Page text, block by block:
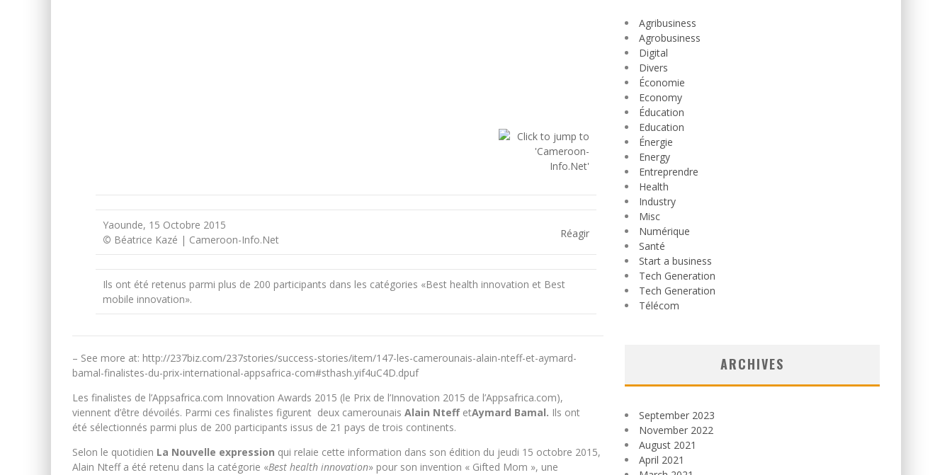
Yaounde, 15 Octobre 2015
© Béatrice Kazé | Cameroon-Info.Net Réagir
Ils ont été retenus parmi plus de 200 participants dans les catégories «Best health innovation et Best
mobile innovation».
– See more at: http://237biz.com/237stories/success-stories/item/147-les-camerounais-alain-nteff-et-aymard-
bamal-finalistes-du-prix-international-appsafrica-com#sthash.yif4uC4D.dpuf
Les finalistes de l’Appsafrica.com Innovation Awards 2015 (le Prix de l’Innovation 2015 de l’Appsafrica.com),
viennent d’être dévoilés. Parmi ces finalistes figurent deux camerounais Alain Nteff etAymard Bamal. Ils ont
été sélectionnés parmi plus de 200 participants issus de 21 pays de trois continents.
Selon le quotidien La Nouvelle expression qui relaie cette information dans son édition du jeudi 15 octobre 2015,
Alain Nteff a été retenu dans la catégorie «Best health innovation» pour son invention « Gifted Mom », une
Agribusiness
Agrobusiness
Digital
Divers
Économie
Economy
Éducation
Education
Énergie
Energy
Entreprendre
Health
Industry
Misc
Numérique
Santé
Start a business
Tech Generation
Tech Generation
Télécom
ARCHIVES
September 2023
November 2022
August 2021
April 2021